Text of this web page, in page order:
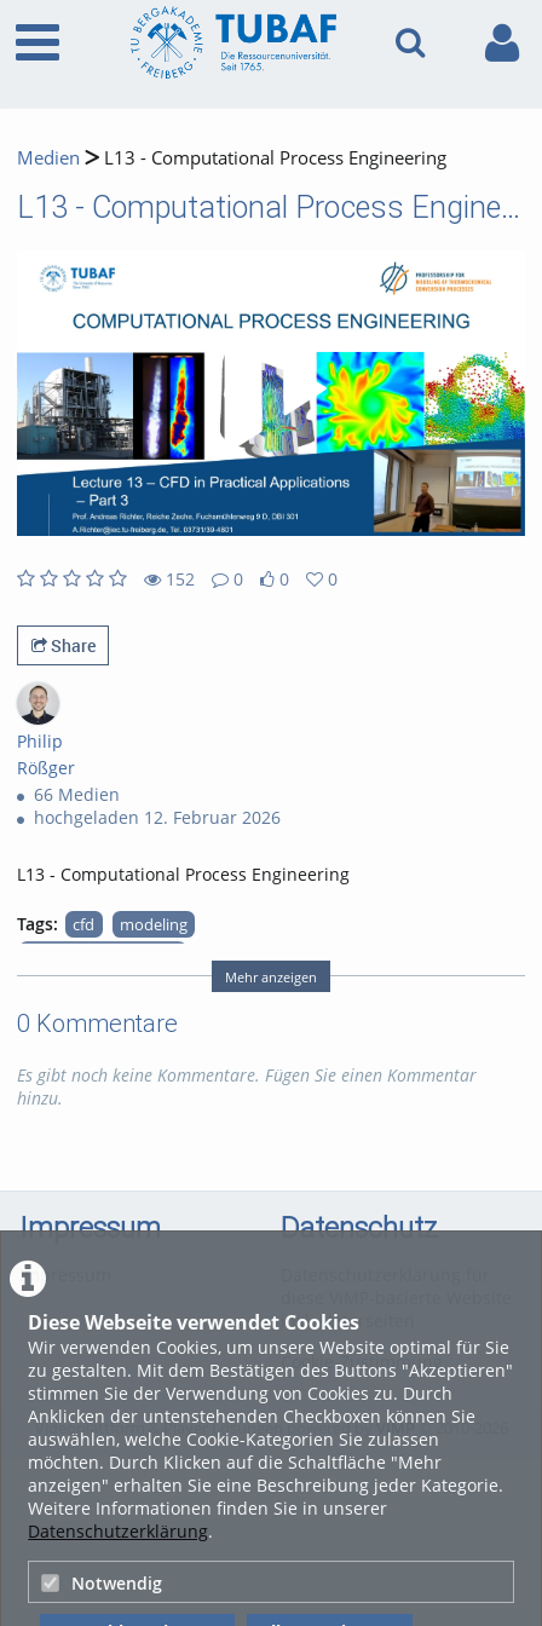
Diese Webseite verwendet Cookies
Wir verwenden Cookies, um unsere Website optimal für Sie
zu gestalten. Mit dem Bestätigen des Buttons "Akzeptieren"
stimmen Sie der Verwendung von Cookies zu. Durch
Anklicken der untenstehenden Checkboxen können Sie
auswählen, welche Cookie-Kategorien Sie zulassen
möchten. Durch Klicken auf die Schaltfläche "Mehr
anzeigen" erhalten Sie eine Beschreibung jeder Kategorie.
Weitere Informationen finden Sie in unserer
Datenschutzerklärung.
Notwendig
Medien L13 - Computational Process Engineering
L13 - Computational Process Engineering
152
0
0
0
Share
Philip
Rößger
66 Medien
hochgeladen 12. Februar 2026
L13 - Computational Process Engineering
Tags: cfd
modeling
process engineering
equilibrium
Mehr anzeigen
0 Kommentare
Es gibt noch keine Kommentare. Fügen Sie einen Kommentar
hinzu.
Impressum
Impressum
Datenschutz
inkl. Unterseiten
Cookie-Zustimmung
Videoplattform & Player Lösungen powered byVIMP© 2010-2026